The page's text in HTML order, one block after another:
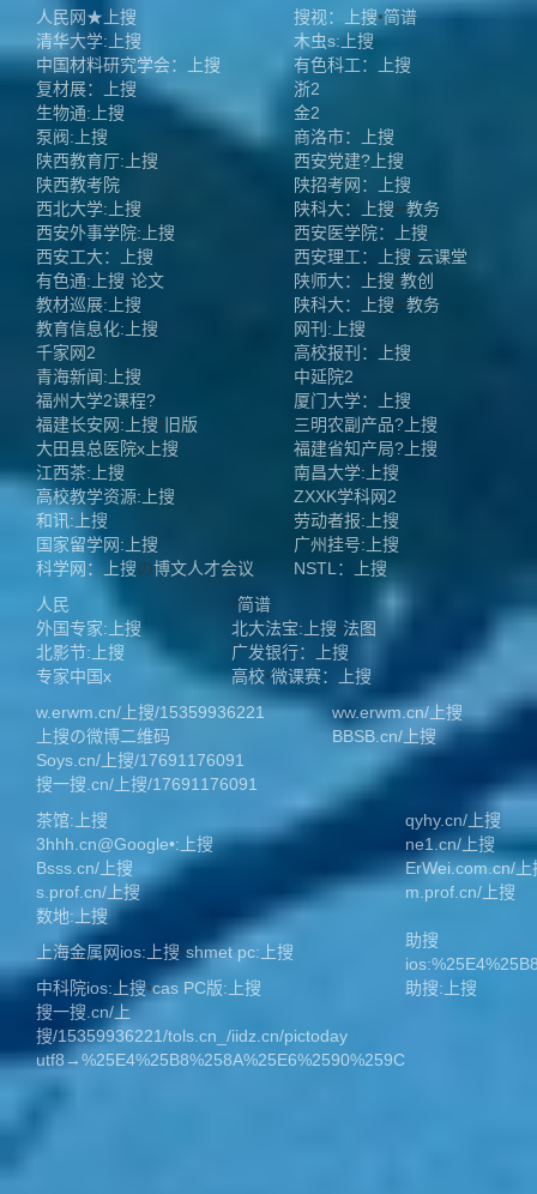
人民网★上搜
搜视：上搜•简谱
清华大学:上搜
木虫s:上搜
中国材料研究学会：上搜
有色科工：上搜
复材展：上搜
浙2
生物通:上搜
金2
泵阀:上搜
商洛市：上搜
陕西教育厅:上搜
西安党建?上搜
陕西教考院
陕招考网：上搜
西北大学:上搜
陕科大：上搜••教务
西安外事学院:上搜
西安医学院：上搜
西安工大：上搜
西安理工：上搜•云课堂
有色通:上搜•论文 陕师大：上搜•教创
教材巡展:上搜
陕科大：上搜••教务
教育信息化:上搜
网刊:上搜
千家网2
高校报刊：上搜
青海新闻:上搜
中延院2
福州大学2课程?
厦门大学：上搜
福建长安网:上搜• 旧版
三明农副产品?上搜
大田县总医院x上搜
福建省知产局?上搜
江西茶:上搜
南昌大学:上搜
高校教学资源:上搜
ZXXK学科网2
和讯:上搜
劳动者报:上搜
国家留学网:上搜
广州挂号:上搜
科学网：上搜の博文人才会议
NSTL：上搜
人民
•简谱
外国专家:上搜
北大法宝:上搜•法图
北影节:上搜
广发银行：上搜
专家中国x
高校•微课赛：上搜
w.erwm.cn/上搜/15359936221
ww.erwm.cn/上搜
上搜の微博二维码
BBSB.cn/上搜
Soys.cn/上搜/17691176091
搜一搜.cn/上搜/17691176091
茶馆:上搜
qyhy.cn/上搜
3hhh.cn@Google•:上搜
ne1.cn/上搜
Bsss.cn/上搜
ErWei.com.cn/上
s.prof.cn/上搜
m.prof.cn/上搜
数地:上搜
上海金属网ios:上搜•shmet pc:上搜
助搜
中科院ios:上搜•cas PC版:上搜
助搜:上搜
搜一搜.cn/上
搜/15359936221/tols.cn_/iidz.cn/pictoday
utf8→%25E4%25B8%258A%25E6%2590%259C